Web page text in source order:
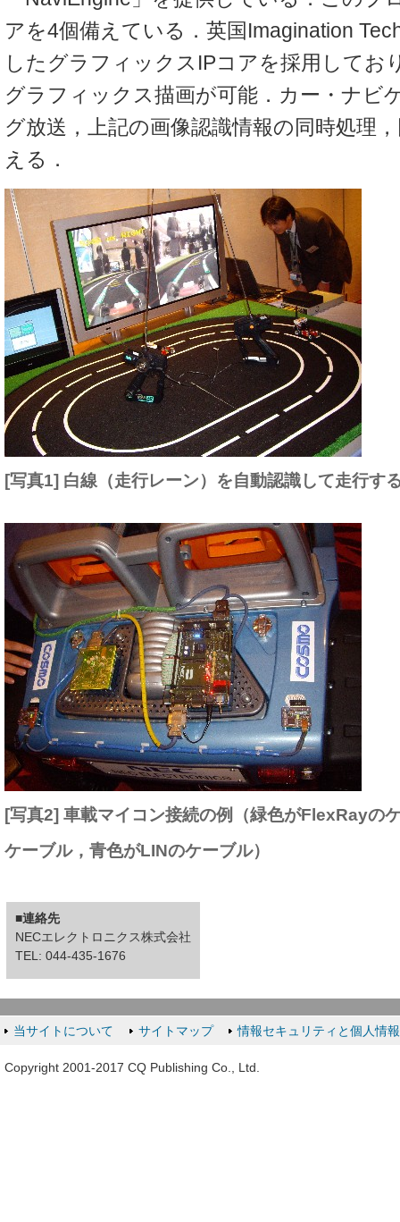
アを4個備えている．英国Imagination
したグラフィックスIPコアを採用してお
グラフィックス描画が可能．カー・ナビ
グ放送，上記の画像認識情報の同時処理
える．
[写真1] 白線（走行レーン）を自動認識して走行す
[写真2] 車載マイコン接続の例（緑色がFlexRayの
ケーブル，青色がLINのケーブル）
■連絡先
NECエレクトロニクス株式会社
TEL: 044-435-1676
当サイトについて サイトマップ 情報セキュリティと個人情
Copyright 2001-2017 CQ Publishing Co., Ltd.